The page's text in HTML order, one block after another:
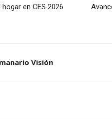
en CES 2026
Visión